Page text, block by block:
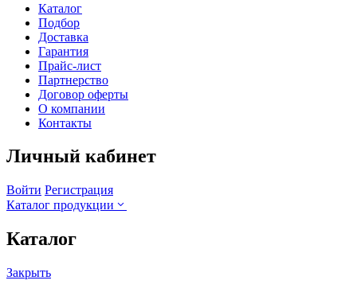
Каталог
Подбор
Доставка
Гарантия
Прайс-лист
Партнерство
Договор оферты
О компании
Контакты
Личный кабинет
Войти Регистрация
Каталог продукции
Каталог
Закрыть